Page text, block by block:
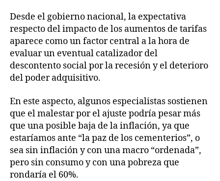
Desde el gobierno nacional, la expectativa
respecto del impacto de los aumentos de tarifas
aparece como un factor central a la hora de
evaluar un eventual catalizador del
descontento social por la recesión y el deterioro
del poder adquisitivo.
En este aspecto, algunos especialistas sostienen
que el malestar por el ajuste podría pesar más
que una posible baja de la inflación, ya que
estaríamos ante “la paz de los cementerios”, o
sea sin inflación y con una macro “ordenada”,
pero sin consumo y con una pobreza que
rondaría el 60%.